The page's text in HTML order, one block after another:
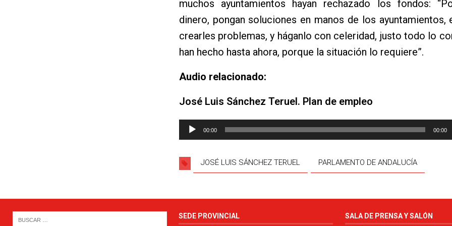
muchos ayuntamientos hayan rechazado los fondos:
dinero, pongan soluciones en manos de los ayuntamientos,
crearles problemas, y háganlo con celeridad, justo todo lo
han hecho hasta ahora, porque la situación lo requiere”.
Audio relacionado:
José Luis Sánchez Teruel. Plan de empleo
Reproductor
00:00 00:00
JOSÉ LUIS SÁNCHEZ TERUEL PARLAMENTO DE ANDALUCÍA
SEDE PROVINCIAL SALA DE PRENSA Y SALÓN